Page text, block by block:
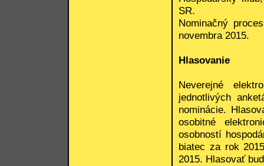
SR.
Nominačný
novembra 2015.
Hlasovanie
Neverejné
jednotlivých
nominácie.
osobitné
osobností
biatec za rok
2015. Hlasovať